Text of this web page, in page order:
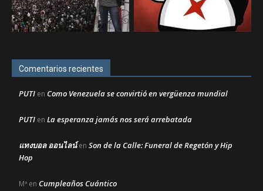
Comentarios recientes
PUTI en Como Venezuela se convirtió en vergüenza mundial
PUTI en La esperanza jamás nos será arrebatada
แทงบอล ออนไลน์en Son de la Calle: Funeral de Regetón y Hip
Hop
Mª en Cumpleaños Cuántico